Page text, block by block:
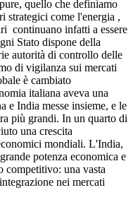
quello che definiamo
strategici come l'energia ,
continuano infatti a essere
Stato dispone della
autorità di controllo delle
di vigilanza sui mercati
è cambiato
italiana aveva una
e India messe insieme, e le
più grandi. In un quarto di
una crescita
mondiali. L'India,
potenza economica e
competitivo: una vasta
nei mercati